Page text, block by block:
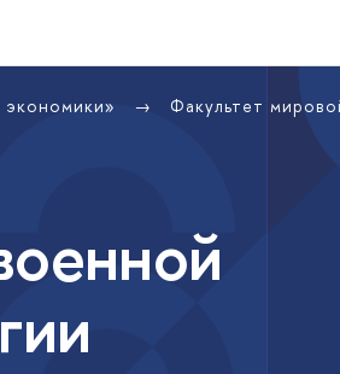
экономики» Факультет